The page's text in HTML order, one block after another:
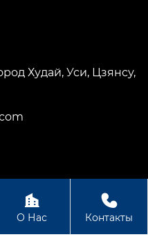
Худай, Уси, Цзянсу,
машины и

О Нас

Контакты